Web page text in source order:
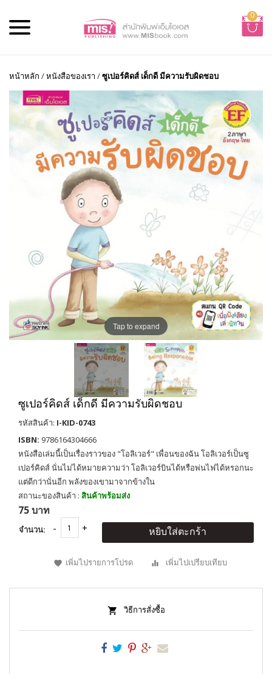
0
หน้าหลัก /หนังสือของเรา /ซูเปอร์คิดส์ เด็กดี มีความรับผิดชอบ
Tap to expand
ซูเปอร์คิดส์ เด็กดี มีความรับผิดชอบ
รหัสสินค้า: I-KID-0743
ISBN: 9786164304666
หนังสือเล่มนี้เป็นเรื่องราวของ "โอลิเวอร์" เพื่อนของฉัน โอลิเวอร์เป็นซู
เปอร์คิดส์ นั่นไม่ได้หมายความว่า โอลิเวอร์บินได้หรือพ่นไฟได้หรอกนะ
แต่ดีกว่านั่นอีก พลังของเขามาจากข้างใน
สถานะของสินค้า : สินค้าพร้อมส่ง
75 บาท
จำนวน: หยิบใส่ตะกร้า
เพิ่มไปรายการโปรด เพิ่มไปเปรียบเทียบ
วิธีการสั่งซื้อ